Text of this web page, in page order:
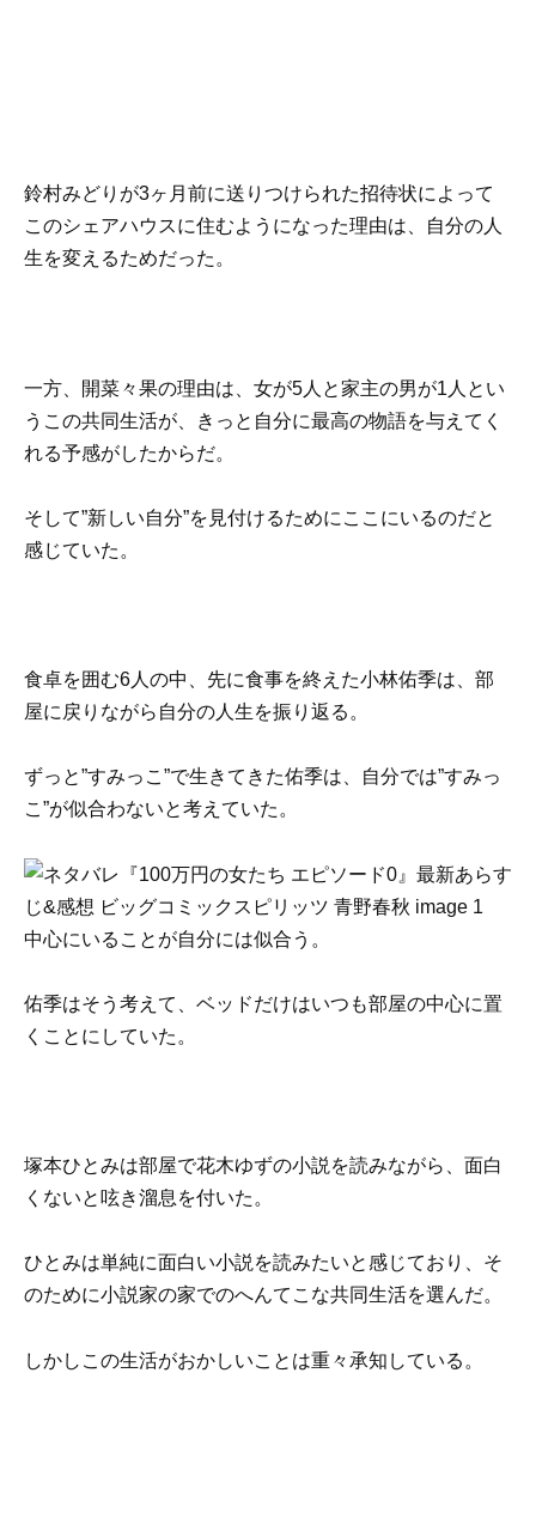
鈴村みどりが3ヶ月前に送りつけられた招待状によって
このシェアハウスに住むようになった理由は、自分の人
生を変えるためだった。
一方、開菜々果の理由は、女が5人と家主の男が1人とい
うこの共同生活が、きっと自分に最高の物語を与えてく
れる予感がしたからだ。
そして”新しい自分”を見付けるためにここにいるのだと
感じていた。
食卓を囲む6人の中、先に食事を終えた小林佑季は、部
屋に戻りながら自分の人生を振り返る。
ずっと”すみっこ”で生きてきた佑季は、自分では”すみっ
こ”が似合わないと考えていた。
中心にいることが自分には似合う。
佑季はそう考えて、ベッドだけはいつも部屋の中心に置
くことにしていた。
塚本ひとみは部屋で花木ゆずの小説を読みながら、面白
くないと呟き溜息を付いた。
ひとみは単純に面白い小説を読みたいと感じており、そ
のために小説家の家でのへんてこな共同生活を選んだ。
しかしこの生活がおかしいことは重々承知している。